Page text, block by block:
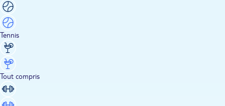
Tennis
Tout compris